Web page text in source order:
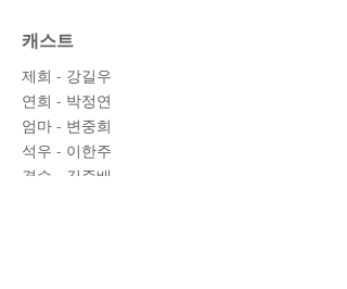
캐스트
제희 - 강길우
연희 - 박정연
엄마 - 변중희
석우 - 이한주
경수 - 김준배